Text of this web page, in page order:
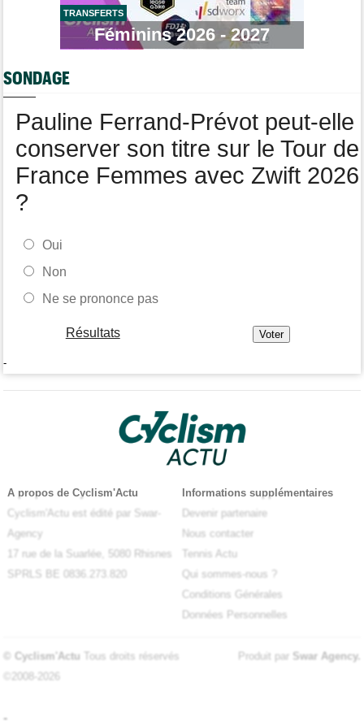
Tour de Pologne
Bart Lemmen fait coup double sur la 4e étape, UAE déçoit !
pour 1 an
Felix Gall remporte la 3e étape et prend les commandes du
général
TRANSFERTS
Féminins 2026 - 2027
SONDAGE
Pauline Ferrand-Prévot peut-elle
conserver son titre sur le Tour de
France Femmes avec Zwift 2026
?
Oui
Non
Ne se prononce pas
Résultats
-
A propos de Cyclism'Actu
Cyclism'Actu est édité par Swar-
Agency
17 rue de la Suarlée, 5080 Rhisnes
SPRLS BE 0836.273.820
Informations supplémentaires
Devenir partenaire
Nous contacter
Tennis Actu
Qui sommes-nous ?
Conditions Générales
Données Personnelles
© Cyclism'Actu Tous droits réservés
©2008-2026
Produit par Swar Agency.
-